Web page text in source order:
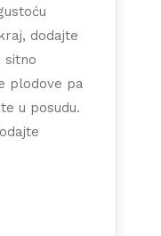
dodajte
sitno
plodove pa
u posudu.